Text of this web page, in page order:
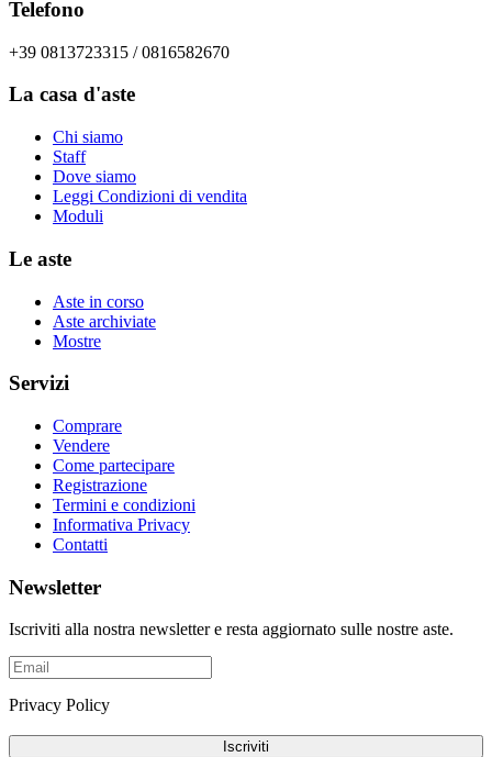
Telefono
+39 0813723315 / 0816582670
La casa d'aste
Chi siamo
Staff
Dove siamo
Leggi Condizioni di vendita
Moduli
Le aste
Aste in corso
Aste archiviate
Mostre
Servizi
Comprare
Vendere
Come partecipare
Registrazione
Termini e condizioni
Informativa Privacy
Contatti
Newsletter
Iscriviti alla nostra newsletter e resta aggiornato sulle nostre aste.
Privacy Policy
Iscriviti